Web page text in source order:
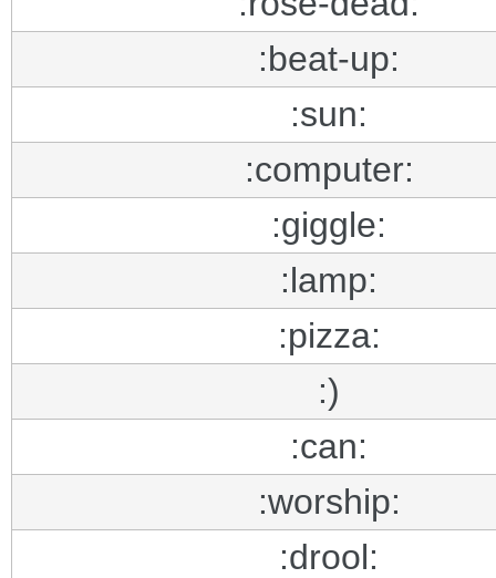
:beat-up:
:sun:
:computer:
:giggle:
:lamp:
:pizza:
:)
:can:
:worship:
:drool: